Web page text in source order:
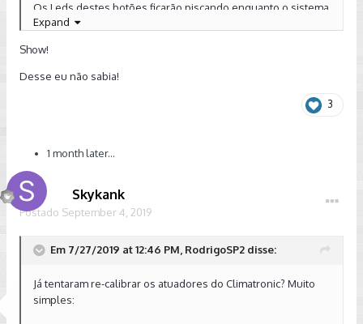
Os Leds destes botões ficarão piscando enquanto o sistema
se auto-calibra.
Expand
Show!
Desse eu não sabia!
3
1 month later...
Skykank
Postado September 4, 2019
Em 7/27/2019 at 12:46 PM, RodrigoSP2 disse:
Já tentaram re-calibrar os atuadores do Climatronic? Muito
simples: